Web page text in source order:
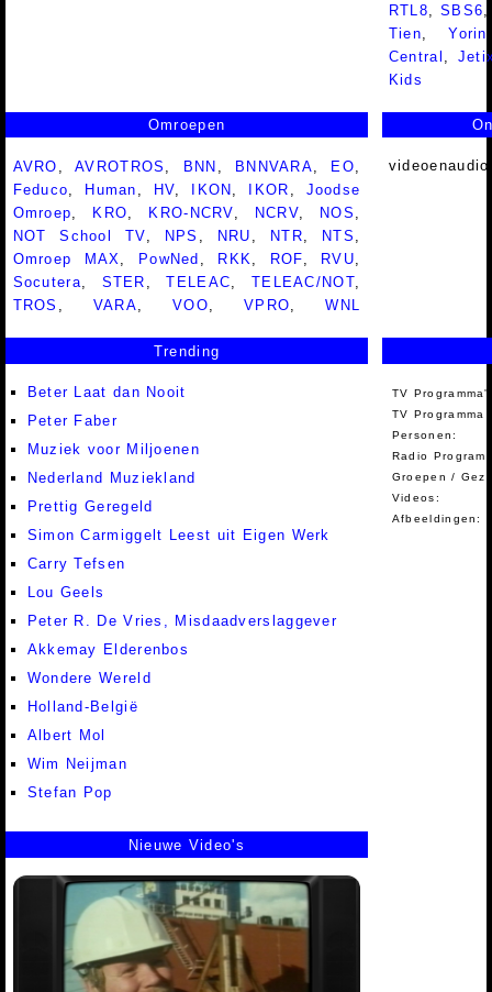
RTL8 ,SBS6
Tien ,Yorin
Central
Kids
Omroepen
AVRO ,AVROTROS , BNN , BNNVARA, EO,
Feduco, Human , HV, IKON , IKOR , Joodse
Omroep, KRO, KRO-NCRV, NCRV, NOS ,
NOT School TV, NPS , NRU , NTR, NTS ,
Omroep MAX, PowNed , RKK, ROF, RVU,
Socutera, STER ,TELEAC, TELEAC/NOT,
TROS , VARA,VOO,VPRO,WNL
Trending
Beter Laat dan Nooit
Peter Faber
Muziek voor Miljoenen
Nederland Muziekland
Prettig Geregeld
Simon Carmiggelt Leest uit Eigen Werk
Carry Tefsen
Lou Geels
Peter R. De Vries, Misdaadverslaggever
Akkemay Elderenbos
Wondere Wereld
Holland-België
Albert Mol
Wim Neijman
Stefan Pop
TV
TV Programma
Personen:
Radio
Groepen /
Videos:
Afbeeldingen:
Nieuwe Video's